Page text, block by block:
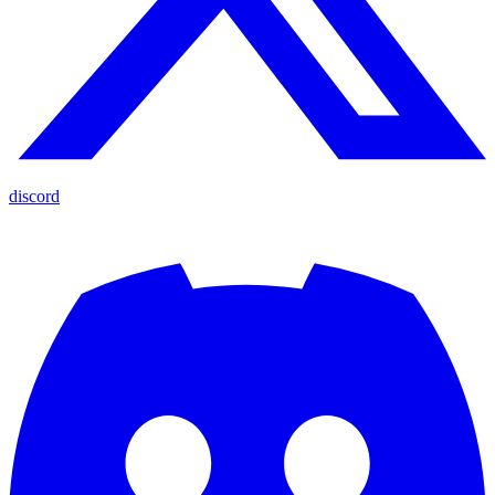
discord